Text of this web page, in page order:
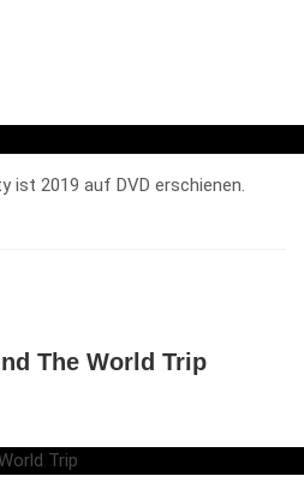
ist 2019 auf DVD erschienen.
The World Trip